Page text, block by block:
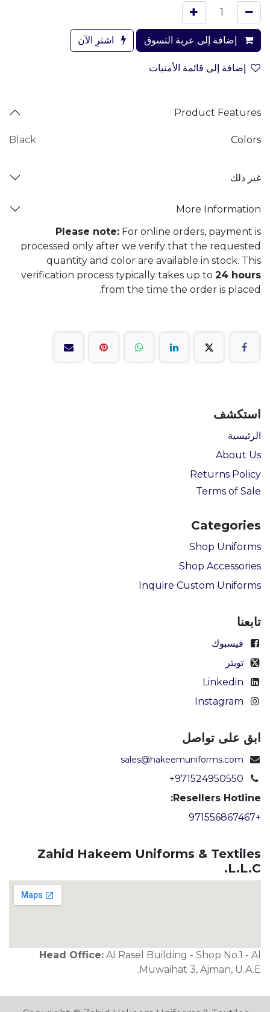
إضافة إلى عربة التسوق اشترِ الآن
إضافة إلى قائمة الأمنيات
Product Features
Colors
Black
غير ذلك
More Information
Please note: For online orders, payment is
processed only after we verify that the requested
quantity and color are available in stock. This
verification process typically takes up to 24 hours
from the time the order is placed.
استكشف
الرئيسية
About Us
Returns Policy
Terms of Sale
Categories
Shop Uniforms
Shop Accessories
Inquire Custom Uniforms
تابعنا
فيسبوك
تويتر
Linkedin
Instagram
ابق على تواصل
sales@hakeemuniforms.com
+971524950550
Resellers Hotline:
+971556867467
Zahid Hakeem Uniforms & Textiles
L.L.C.
Head Office: Al Rasel Building - Shop No.1 - Al
Muwaihat 3, Ajman, U.A.E.